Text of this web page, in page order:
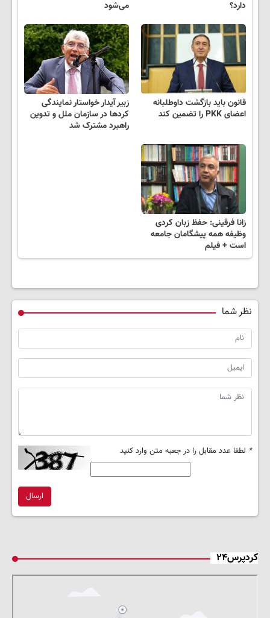
دارد؟
می‌شود
قانون باید بازگشت داوطلبانه
اعضای PKK را تضمین کند
زبیر آیدار خواستار نمایندگی
کردها در سازمان ملل و تدوین
راهبرد مشترک شد
زانا فرقینی: حفظ زبان کردی
وظیفه همه پیشگامان جامعه
است + فیلم
نظر شما
* لطفا عدد مقابل را در جعبه متن وارد کنید
ارسال
کردپرس۲۴